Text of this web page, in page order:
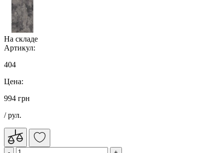
На складе
Артикул:
404
Цена:
994 грн
/ рул.